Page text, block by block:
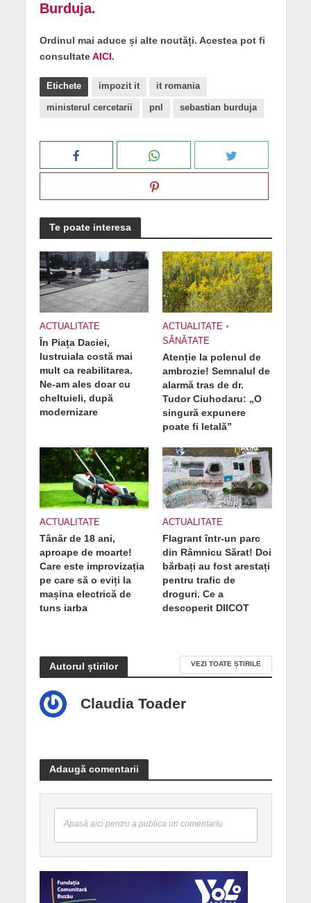
Burduja.
Ordinul mai aduce și alte noutăți. Acestea pot fi
consultateAICI.
Etichete impozit it it romania
ministerul cercetarii pnl sebastian burduja
Te poate interesa
ACTUALITATE
În Piața Daciei,
lustruiala costă mai
mult ca reabilitarea.
Ne-am ales doar cu
cheltuieli, după
modernizare
ACTUALITATE •
SĂNĂTATE
Atenție la polenul de
ambrozie! Semnalul de
alarmă tras de dr.
Tudor Ciuhodaru: „O
singură expunere
poate fi letală”
ACTUALITATE
Tânăr de 18 ani,
aproape de moarte!
Care este improvizația
pe care să o eviți la
mașina electrică de
tuns iarba
ACTUALITATE
Flagrant într-un parc
din Râmnicu Sărat! Doi
bărbați au fost arestați
pentru trafic de
droguri. Ce a
descoperit DIICOT
Autorul știrilor VEZI TOATE ȘTIRILE
Claudia Toader
Adaugă comentarii
Apasă aici pentru a publica un comentariu